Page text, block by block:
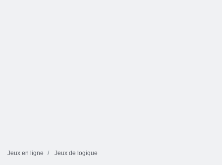
Jeux en ligne Jeux de logique